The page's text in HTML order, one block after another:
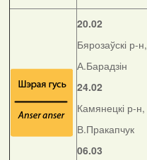
20.02
Бярозаўскі р-н,
А.Барадзін
24.02
Камянецкі р-н,
В.Пракапчук
06.03